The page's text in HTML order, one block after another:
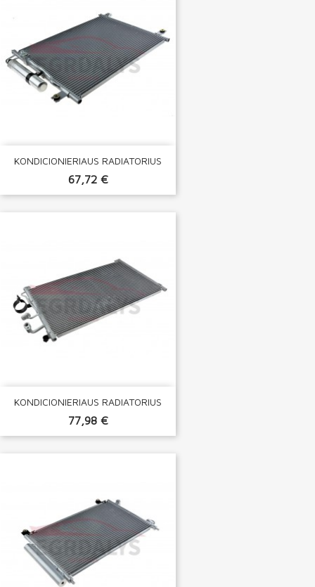
KONDICIONIERIAUS RADIATORIUS
67,72 €
KONDICIONIERIAUS RADIATORIUS
77,98 €